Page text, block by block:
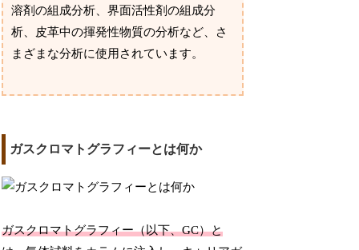
溶剤の組成分析、界面活性剤の組成分
析、皮革中の揮発性物質の分析など、さ
まざまな分析に使用されています。
ガスクロマトグラフィーとは何か
ガスクロマトグラフィー（以下、GC）と